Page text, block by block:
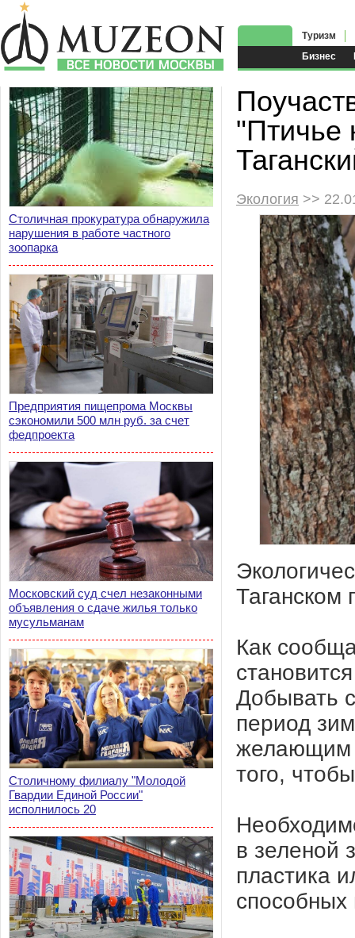
Бизнес
Туризм
Столичная прокуратура обнаружила
нарушения в работе частного
зоопарка
Предприятия пищепрома Москвы
сэкономили 500 млн руб. за счет
федпроекта
Московский суд счел незаконными
объявления о сдаче жилья только
мусульманам
Столичному филиалу "Молодой
Гвардии Единой России"
исполнилось 20
"Птичье
Экология >>
Таганском
Как
Добывать
период
желающим
того,
в зеленой
пластика
способных